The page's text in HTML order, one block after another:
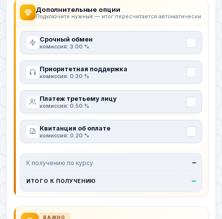
Дополнительные опции
Подключите нужные — итог пересчитается автоматически
Срочный обмен
комиссия: 3.00 %
Приоритетная поддержка
комиссия: 0.30 %
Платеж третьему лицу
комиссия: 0.50 %
Квитанция об оплате
комиссия: 0.20 %
К получению по курсу —
ИТОГО К ПОЛУЧЕНИЮ —
ВАЖНО